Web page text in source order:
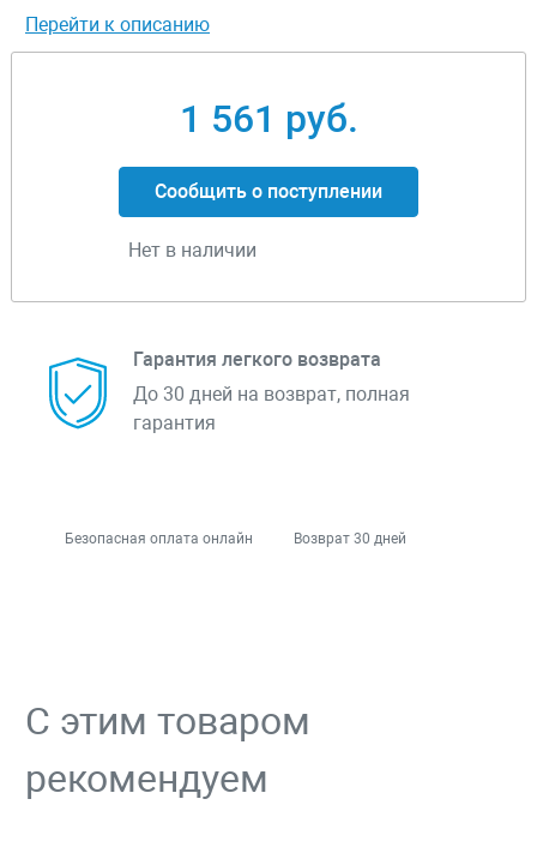
Перейти к описанию
1 561 руб.
Сообщить о поступлении
Нет в наличии
Гарантия легкого возврата
До 30 дней на возврат, полная
гарантия
Безопасная оплата онлайн Возврат 30 дней
С этим товаром
рекомендуем